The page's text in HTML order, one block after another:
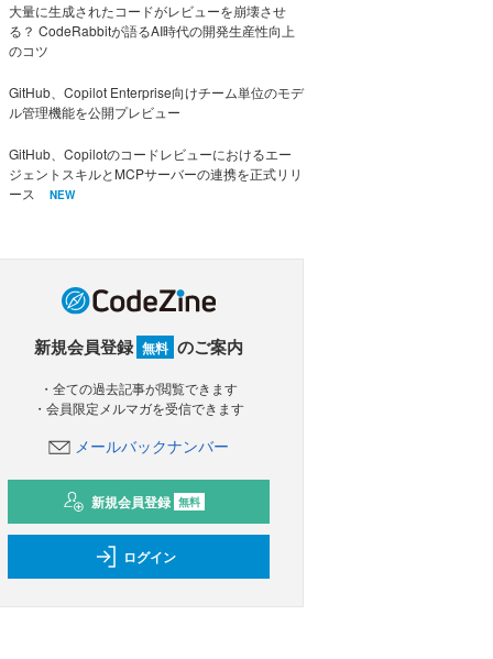
大量に生成されたコードがレビューを崩壊させ
る？ CodeRabbitが語るAI時代の開発生産性向上
のコツ
GitHub、Copilot Enterprise向けチーム単位のモデ
ル管理機能を公開プレビュー
GitHub、Copilotのコードレビューにおけるエー
ジェントスキルとMCPサーバーの連携を正式リリ
ース
NEW
新規会員登録 無料 のご案内
・全ての過去記事が閲覧できます
・会員限定メルマガを受信できます
メールバックナンバー
新規会員登録 無料
ログイン